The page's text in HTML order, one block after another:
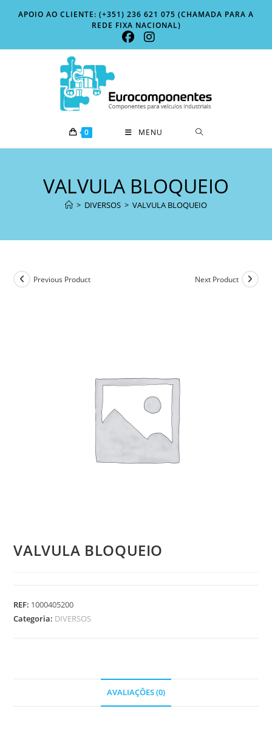
APOIO AO CLIENTE: (+351) 236 621 075 (CHAMADA PARA A
REDE FIXA NACIONAL)
0 MENU
VALVULA BLOQUEIO
> DIVERSOS > VALVULA BLOQUEIO
Previous Product Next Product
VALVULA BLOQUEIO
REF: 1000405200
Categoria: DIVERSOS
AVALIAÇÕES (0)